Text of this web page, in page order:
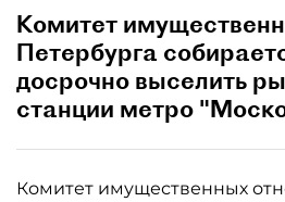
Комитет
Петербурга
досрочно выселить
станции метро
Комитет имущественных